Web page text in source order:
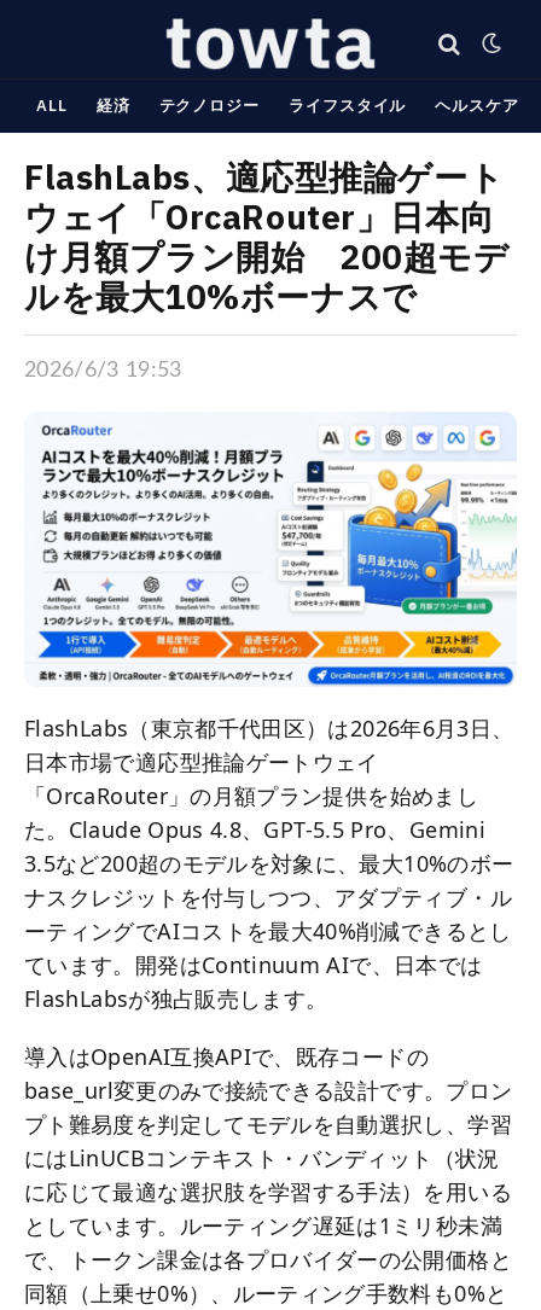
ALL 経済 テクノロジー ライフスタイル ヘルスケア
FlashLabs、適応型推論ゲート
ウェイ「OrcaRouter」日本向
け月額プラン開始 200超モデ
ルを最大10%ボーナスで
2026/6/3 19:53
FlashLabs（東京都千代田区）は2026年6月3日、
日本市場で適応型推論ゲートウェイ
「OrcaRouter」の月額プラン提供を始めまし
た。Claude Opus 4.8、GPT-5.5 Pro、Gemini
3.5など200超のモデルを対象に、最大10%のボー
ナスクレジットを付与しつつ、アダプティブ・ル
ーティングでAIコストを最大40%削減できるとし
ています。開発はContinuum AIで、日本では
FlashLabsが独占販売します。
導入はOpenAI互換APIで、既存コードの
base_url変更のみで接続できる設計です。プロン
プト難易度を判定してモデルを自動選択し、学習
にはLinUCBコンテキスト・バンディット（状況
に応じて最適な選択肢を学習する手法）を用いる
としています。ルーティング遅延は1ミリ秒未満
で、トークン課金は各プロバイダーの公開価格と
同額（上乗せ0%）、ルーティング手数料も0%と